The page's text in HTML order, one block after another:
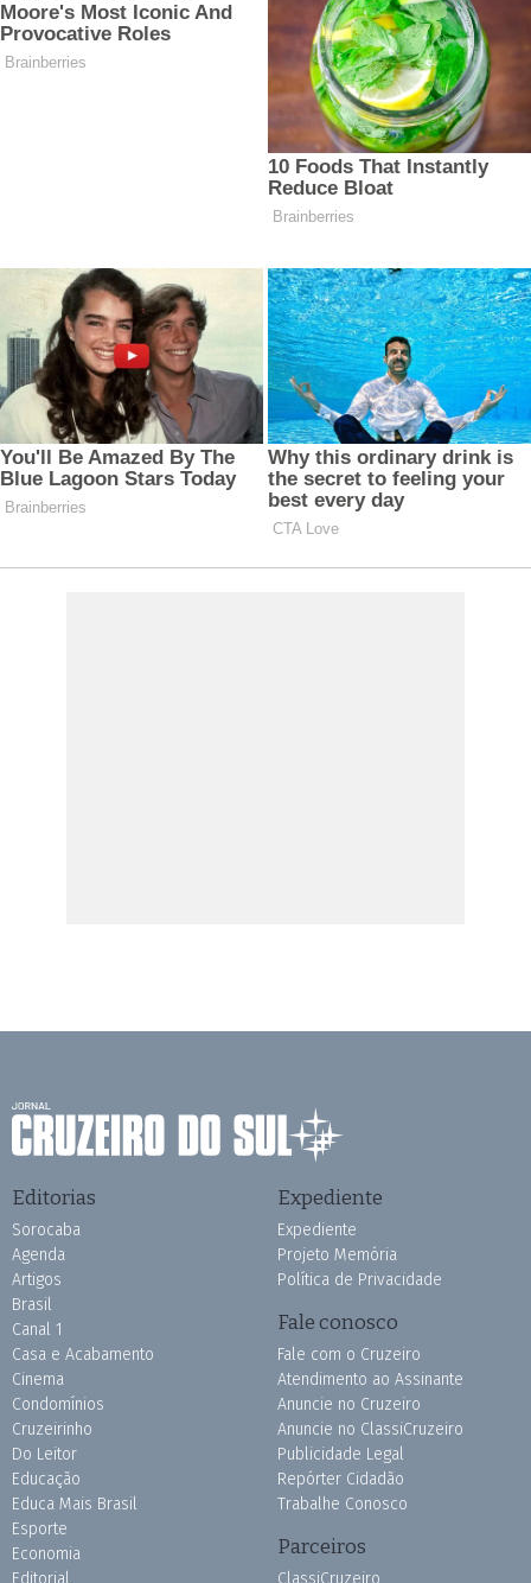
Editorias
Sorocaba
Agenda
Artigos
Brasil
Canal 1
Casa e Acabamento
Cinema
Condomínios
Cruzeirinho
Do Leitor
Educação
Educa Mais Brasil
Esporte
Economia
Expediente
Expediente
Projeto Memória
Política de Privacidade
Fale conosco
Fale com o Cruzeiro
Atendimento ao Assinante
Anuncie no Cruzeiro
Anuncie no ClassiCruzeiro
Publicidade Legal
Repórter Cidadão
Trabalhe Conosco
Parceiros